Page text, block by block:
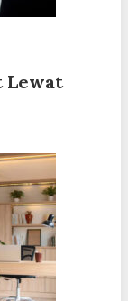
Lewat